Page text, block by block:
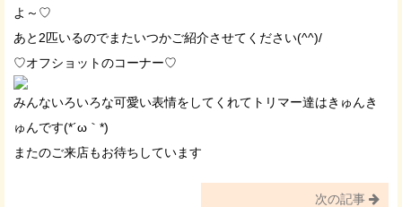
よ～♡
あと2匹いるのでまたいつかご紹介させてください(^^)/
♡オフショットのコーナー♡
みんないろいろな可愛い表情をしてくれてトリマー達はきゅんき
ゅんです(*´ω｀*)
またのご来店もお待ちしています
次の記事